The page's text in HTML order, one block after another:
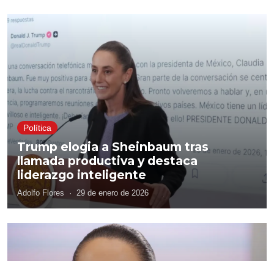
Política
Trump elogia a Sheinbaum tras
llamada productiva y destaca
liderazgo inteligente
Adolfo Flores · 29 de enero de 2026